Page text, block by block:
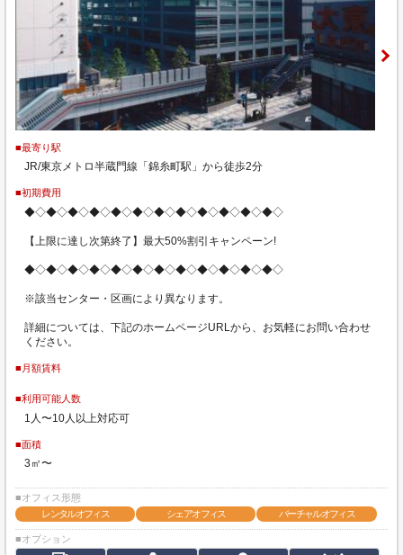
■最寄り駅
JR/東京メトロ半蔵門線「錦糸町駅」から徒歩2分
■初期費用
◆◇◆◇◆◇◆◇◆◇◆◇◆◇◆◇◆◇◆◇◆◇◆◇
【上限に達し次第終了】最大50%割引キャンペーン!
◆◇◆◇◆◇◆◇◆◇◆◇◆◇◆◇◆◇◆◇◆◇◆◇
※該当センター・区画により異なります。
詳細については、下記のホームページURLから、お気軽にお問い合わせ
ください。
■月額賃料
■利用可能人数
1人〜10人以上対応可
■面積
3㎡〜
■オフィス形態
レンタルオフィス
シェアオフィス バーチャルオフィス
■オプション